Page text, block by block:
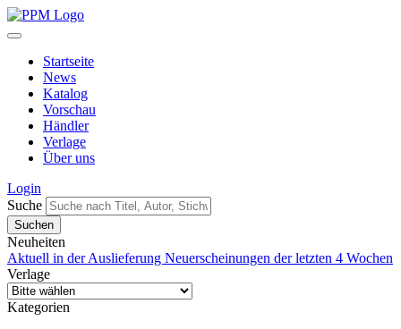
Startseite
News
Katalog
Vorschau
Händler
Verlage
Über uns
Login
Suche
Neuheiten
Aktuell in der Auslieferung Neuerscheinungen der letzten 4 Wochen
Verlage
Kategorien